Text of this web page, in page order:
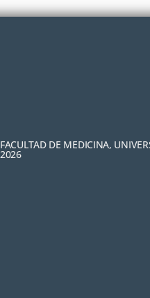
FACULTAD DE MEDICINA,
2026